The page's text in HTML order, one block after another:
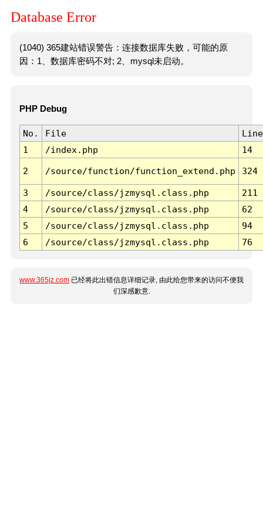
Database Error
(1040) 365建站错误警告：连接数据库失败，可能的原
因：1、数据库密码不对; 2、mysql未启动。
PHP Debug
No. File
Line
1
/index.php 14
2 /source/function/function_extend.php 324
3 /source/class/jzmysql.class.php
211
4
/source/class/jzmysql.class.php
62
5
/source/class/jzmysql.class.php
94
6
/source/class/jzmysql.class.php 76
www.365jz.com 已经将此出错信息详细记录, 由此给您带来的访问不便我
们深感歉意.